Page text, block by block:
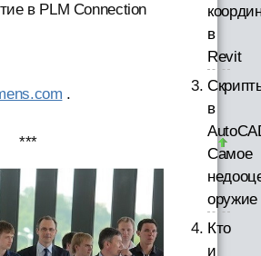
в PLM Connection
.
***
в
Revit
в
Самое
оружие
Кто
и